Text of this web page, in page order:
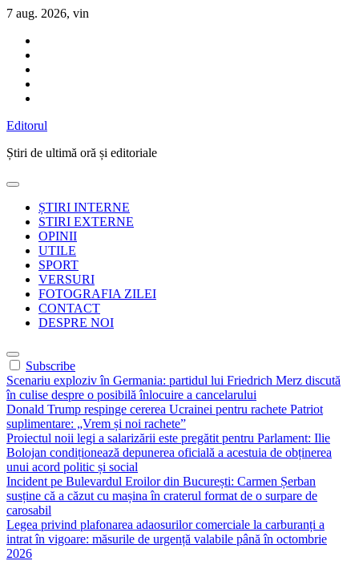
Sari
conținut
7 aug. 2026, vin
Editorul
Știri de ultimă oră și editoriale
ȘTIRI INTERNE
STIRI EXTERNE
OPINII
UTILE
SPORT
VERSURI
FOTOGRAFIA ZILEI
CONTACT
DESPRE NOI
Subscribe
Scenariu exploziv în Germania: partidul lui Friedrich Merz discută
în culise despre o posibilă înlocuire a cancelarului
Donald Trump respinge cererea Ucrainei pentru rachete Patriot
suplimentare: „Vrem și noi rachete”
Proiectul noii legi a salarizării este pregătit pentru Parlament: Ilie
Bolojan condiționează depunerea oficială a acestuia de obținerea
unui acord politic și social
Incident pe Bulevardul Eroilor din București: Carmen Șerban
susține că a căzut cu mașina în craterul format de o surpare de
carosabil
Legea privind plafonarea adaosurilor comerciale la carburanți a
intrat în vigoare: măsurile de urgență valabile până în octombrie
2026